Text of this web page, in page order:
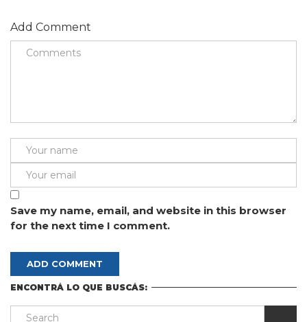
Add Comment
Save my name, email, and website in this browser
for the next time I comment.
ENCONTRÁ LO QUE BUSCÁS: